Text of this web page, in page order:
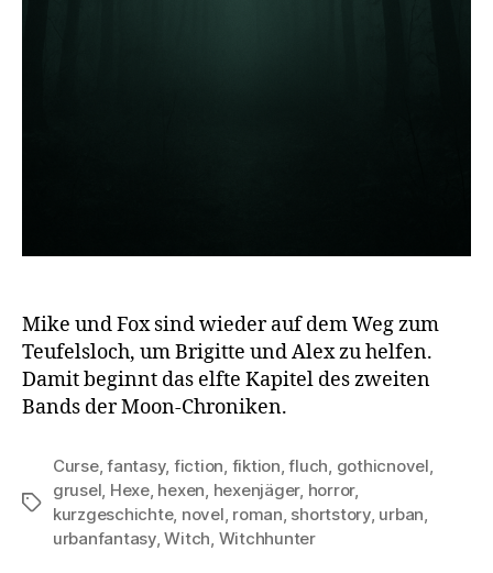
Mike und Fox sind wieder auf dem Weg zum
Teufelsloch, um Brigitte und Alex zu helfen.
Damit beginnt das elfte Kapitel des zweiten
Bands der Moon-Chroniken.
Schlagwörter
Curse,fantasy, fiction, fiktion,fluch, gothicnovel,
grusel, Hexe, hexen, hexenjäger, horror,
kurzgeschichte, novel, roman, shortstory, urban,
urbanfantasy,Witch, Witchhunter